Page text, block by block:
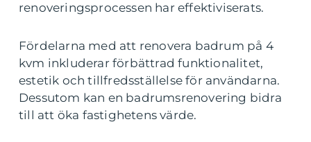
renoveringsprocessen har effektiviserats.
Fördelarna med att renovera badrum på 4
kvm inkluderar förbättrad funktionalitet,
estetik och tillfredsställelse för användarna.
Dessutom kan en badrumsrenovering bidra
till att öka fastighetens värde.